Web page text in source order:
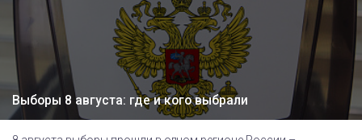
Выборы 8 августа: где и кого выбрали